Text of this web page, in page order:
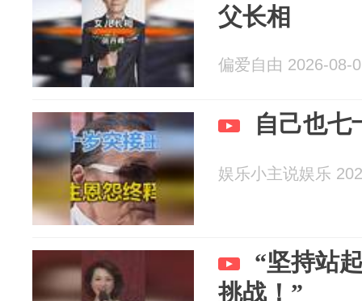
父长相
偏爱自由 2026-08-
自己也七
娱乐小主说娱乐
“坚持站
挑战！”